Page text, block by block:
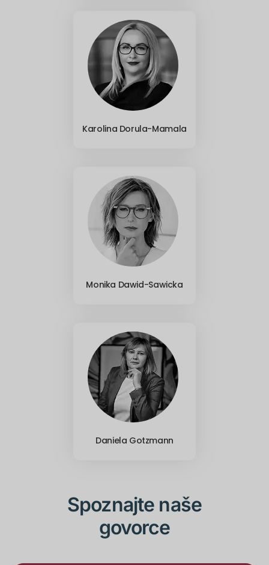
Karolina Dorula-Mamala
Monika Dawid-Sawicka
Daniela Gotzmann
Spoznajte naše
govorce